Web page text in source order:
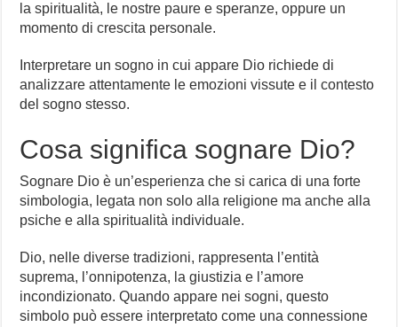
la spiritualità, le nostre paure e speranze, oppure un
momento di crescita personale.
Interpretare un sogno in cui appare Dio richiede di
analizzare attentamente le emozioni vissute e il contesto
del sogno stesso.
Cosa significa sognare Dio?
Sognare Dio è un’esperienza che si carica di una forte
simbologia, legata non solo alla religione ma anche alla
psiche e alla spiritualità individuale.
Dio, nelle diverse tradizioni, rappresenta l’entità
suprema, l’onnipotenza, la giustizia e l’amore
incondizionato. Quando appare nei sogni, questo
simbolo può essere interpretato come una connessione